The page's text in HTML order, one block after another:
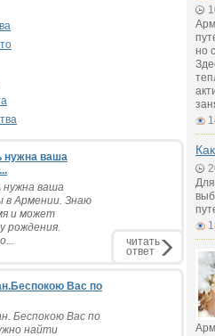
нужна ваша
нужна ваша
в Армении. Знаю
и может
рождения.
читать
ответ
Вас по
Беспокою Вас по
найти
но